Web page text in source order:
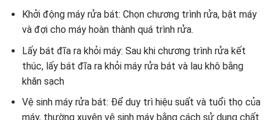
Khởi động máy rửa bát: Chọn chương trình rửa, bật máy
và đợi cho máy hoàn thành quá trình rửa.
Lấy bát đĩa ra khỏi máy: Sau khi chương trình rửa kết
thúc, lấy bát đĩa ra khỏi máy rửa bát và lau khô bằng
khăn sạch
Vệ sinh máy rửa bát: Để duy trì hiệu suất và tuổi thọ của
máy, thường xuyên vệ sinh máy bằng cách sử dụng chất